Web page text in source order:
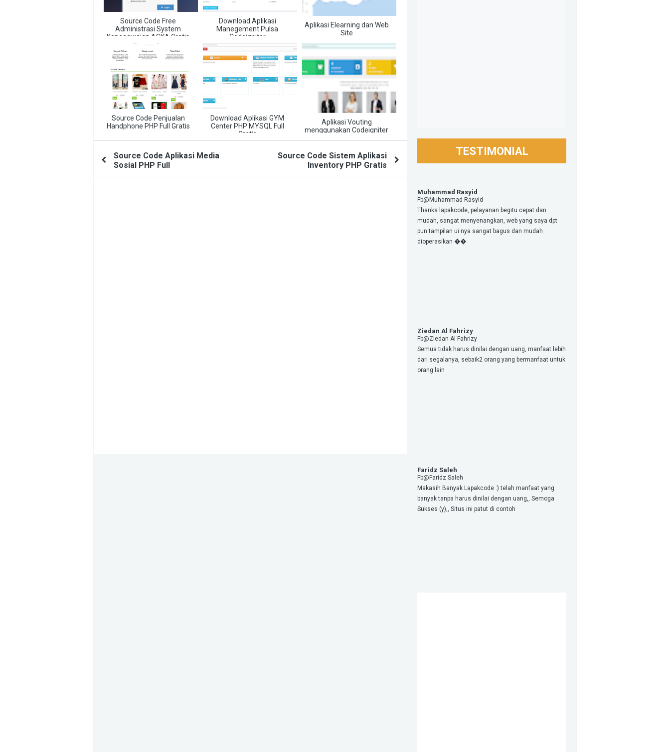
Source Code Free
Administrasi System
Kepegawaian ASKA Gratis
Download Aplikasi
Manegement Pulsa
Codeigniter
Aplikasi Elearning dan Web
Site
Source Code Penjualan
Handphone PHP Full Gratis
Download Aplikasi GYM
Center PHP MYSQL Full
Gratis
Aplikasi Vouting
menggunakan Codeigniter
Source Code Aplikasi Media
Sosial PHP Full
Source Code Sistem Aplikasi
Inventory PHP Gratis
TESTIMONIAL
Muhammad Rasyid
Fb@Muhammad Rasyid
Thanks lapakcode, pelayanan begitu cepat dan
mudah, sangat menyenangkan, web yang saya dpt
pun tampilan ui nya sangat bagus dan mudah
dioperasikan ��
Ziedan Al Fahrizy
Fb@Ziedan Al Fahrizy
Semua tidak harus dinilai dengan uang, manfaat lebih
dari segalanya, sebaik2 orang yang bermanfaat untuk
orang lain
Faridz Saleh
Fb@Faridz Saleh
Makasih Banyak Lapakcode :) telah manfaat yang
banyak tanpa harus dinilai dengan uang,, Semoga
Sukses (y),, Situs ini patut di contoh